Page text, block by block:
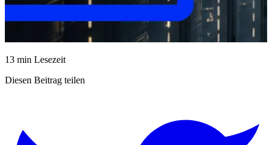
13 min Lesezeit
Diesen Beitrag teilen